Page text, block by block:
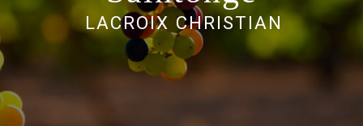
LACROIX CHRISTIAN